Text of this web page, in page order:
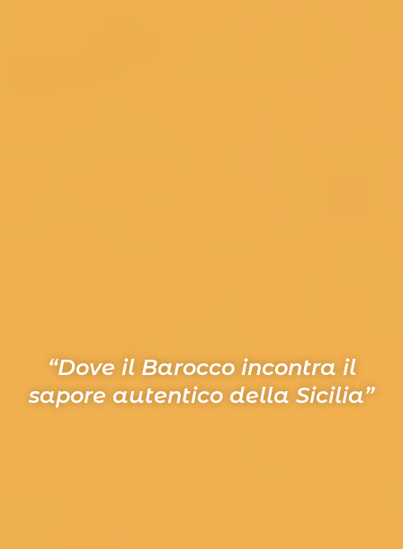
“Dove il Barocco incontra il
sapore autentico della Sicilia”